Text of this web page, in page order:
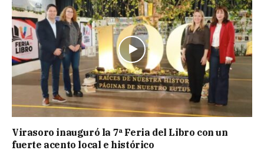
Virasoro inauguró la 7ª Feria del Libro con un
fuerte acento local e histórico